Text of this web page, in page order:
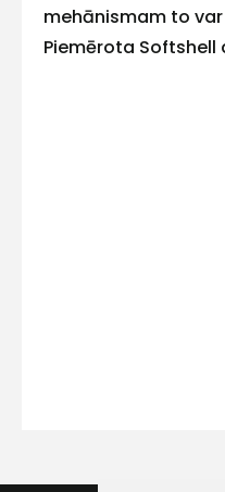
mehānismam to
Piemērota Softshell